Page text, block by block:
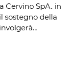
Cervino SpA. in
sostegno della